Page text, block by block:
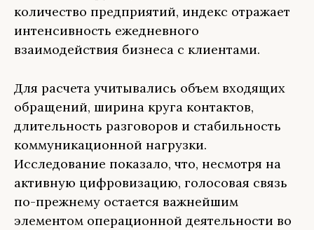
количество предприятий, индекс отражает
интенсивность ежедневного
взаимодействия бизнеса с клиентами.
Для расчета учитывались объем входящих
обращений, ширина круга контактов,
длительность разговоров и стабильность
коммуникационной нагрузки.
Исследование показало, что, несмотря на
активную цифровизацию, голосовая связь
по-прежнему остается важнейшим
элементом операционной деятельности во